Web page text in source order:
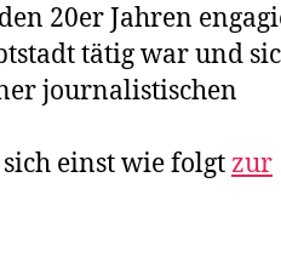
20er Jahren
tätig war und
journalistischen
einst wie folgtzur